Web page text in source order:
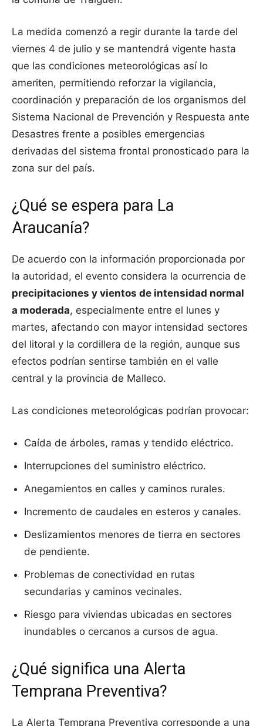
La medida comenzó a regir durante la tarde del
viernes 4 de julio y se mantendrá vigente hasta
que las condiciones meteorológicas así lo
ameriten, permitiendo reforzar la vigilancia,
coordinación y preparación de los organismos del
Sistema Nacional de Prevención y Respuesta ante
Desastres frente a posibles emergencias
derivadas del sistema frontal pronosticado para la
zona sur del país.
¿Qué se espera para La
Araucanía?
De acuerdo con la información proporcionada por
la autoridad, el evento considera la ocurrencia de
precipitaciones y vientos de intensidad normal
a moderada, especialmente entre el lunes y
martes, afectando con mayor intensidad sectores
del litoral y la cordillera de la región, aunque sus
efectos podrían sentirse también en el valle
central y la provincia de Malleco.
Las condiciones meteorológicas podrían provocar:
Caída de árboles, ramas y tendido eléctrico.
Interrupciones del suministro eléctrico.
Anegamientos en calles y caminos rurales.
Incremento de caudales en esteros y canales.
Deslizamientos menores de tierra en sectores
de pendiente.
Problemas de conectividad en rutas
secundarias y caminos vecinales.
Riesgo para viviendas ubicadas en sectores
inundables o cercanos a cursos de agua.
¿Qué significa una Alerta
Temprana Preventiva?
La Alerta Temprana Preventiva corresponde a una